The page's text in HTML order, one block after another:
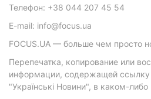
Телефон: +38 044 207 45 54
E-mail: info@focus.ua
FOCUS.UA — больше чем просто
Перепечатка, копирование или
информации, содержащей ссылку
"Українські Новини", в каком-